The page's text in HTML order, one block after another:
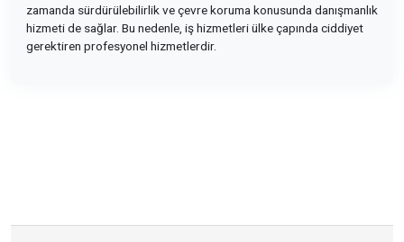
zamanda sürdürülebilirlik ve çevre koruma konusunda danışmanlık
hizmeti de sağlar. Bu nedenle, iş hizmetleri ülke çapında ciddiyet
gerektiren profesyonel hizmetlerdir.